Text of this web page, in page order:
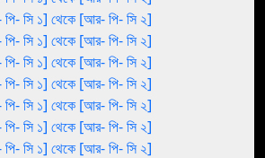
সি ১] থেকে [আর- পি- সি ২]
সি ১] থেকে [আর- পি- সি ২]
সি ১] থেকে [আর- পি- সি ২]
সি ১] থেকে [আর- পি- সি ২]
সি ১] থেকে [আর- পি- সি ২]
সি ১] থেকে [আর- পি- সি ২]
সি ১] থেকে [আর- পি- সি ২]